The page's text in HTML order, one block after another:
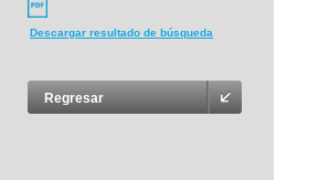
Descargar resultado de búsqueda
Regresar